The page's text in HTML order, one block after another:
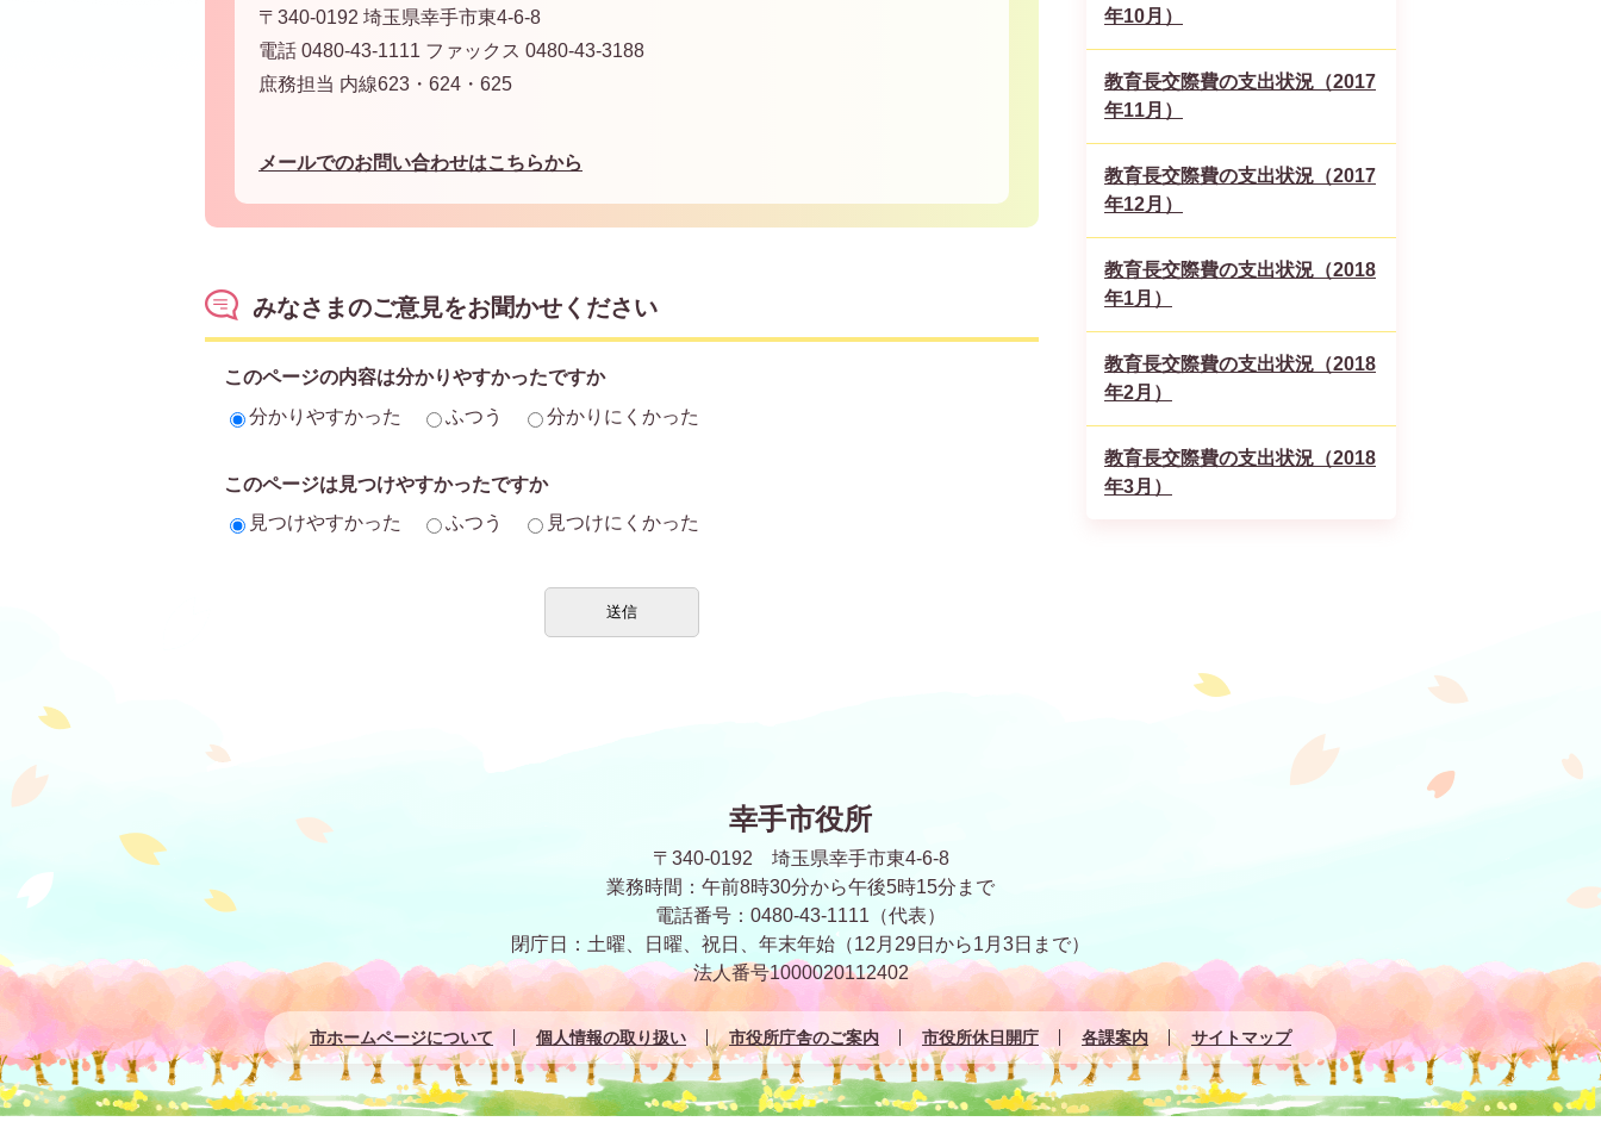
〒340-0192 埼玉県幸手市東4-6-8
電話 0480-43-1111 ファックス 0480-43-3188
庶務担当 内線623・624・625
メールでのお問い合わせはこちらから
みなさまのご意見をお聞かせください
このページの内容は分かりやすかったですか
分かりやすかった
ふつう 分かりにくかった
このページは見つけやすかったですか
見つけやすかった
ふつう 見つけにくかった
年10月）
教育長交際費の支出状況（2017
年11月）
教育長交際費の支出状況（2017
年12月）
教育長交際費の支出状況（2018
年1月）
教育長交際費の支出状況（2018
年2月）
教育長交際費の支出状況（2018
年3月）
幸手市役所
〒340-0192 埼玉県幸手市東4-6-8
業務時間：午前8時30分から午後5時15分まで
電話番号：0480-43-1111（代表）
閉庁日：土曜、日曜、祝日、年末年始 （12月29日から1月3日まで）
法人番号1000020112402
市ホームページについて 個人情報の取り扱い 市役所庁舎のご案内 市役所休日開庁 各課案内 サイトマップ